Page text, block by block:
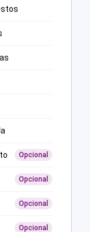
Opcional
Opcional
Opcional
Opcional